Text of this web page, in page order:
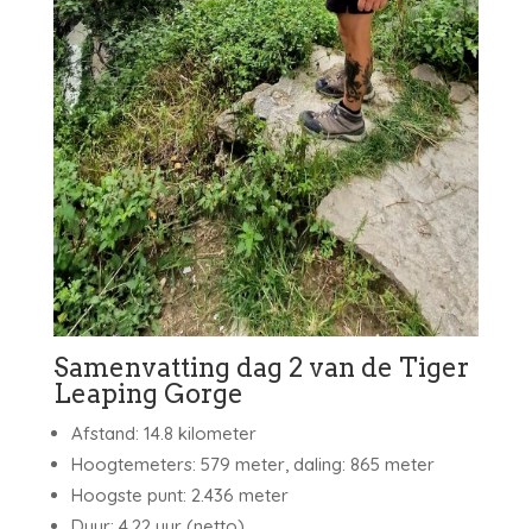
Samenvatting dag 2 van de Tiger
Leaping Gorge
Afstand: 14.8 kilometer
Hoogtemeters: 579 meter, daling: 865 meter
Hoogste punt: 2.436 meter